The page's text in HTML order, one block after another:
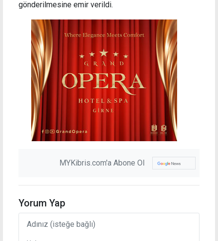
gönderilmesine emir verildi.
MYKibris.com'a Abone Ol
Yorum Yap